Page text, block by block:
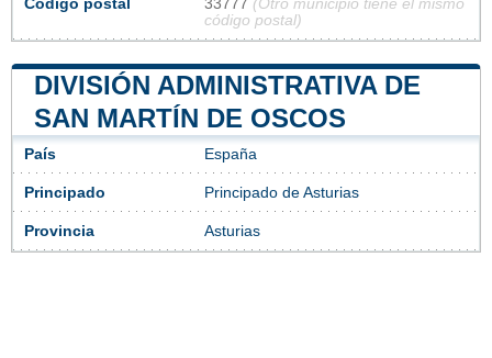
Código postal 33777 (Otro municipio tiene el mismo
código postal)
DIVISIÓN ADMINISTRATIVA DE
SAN MARTÍN DE OSCOS
País España
Principado Principado de Asturias
Provincia Asturias